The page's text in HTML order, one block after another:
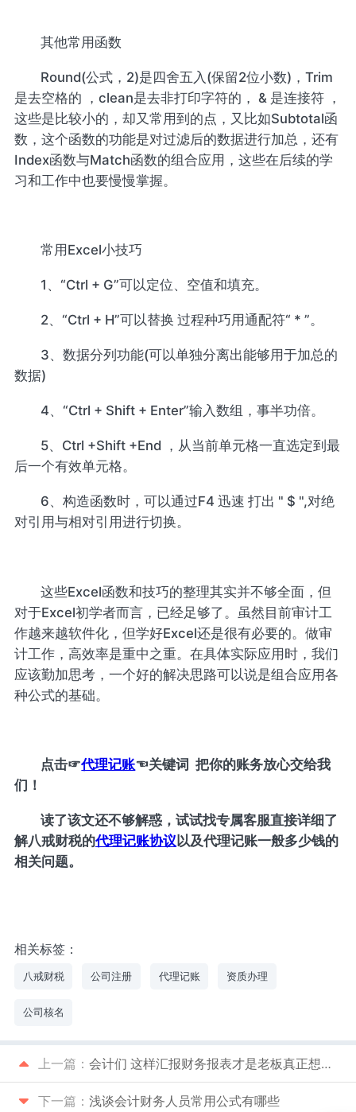
其他常用函数
Round(公式，2)是四舍五入(保留2位小数)，Trim
是去空格的 ，clean是去非打印字符的， & 是连接符 ，
这些是比较小的，却又常用到的点，又比如Subtotal函
数，这个函数的功能是对过滤后的数据进行加总，还有
Index函数与Match函数的组合应用，这些在后续的学
习和工作中也要慢慢掌握。
常用Excel小技巧
1、“Ctrl + G”可以定位、空值和填充。
2、“Ctrl + H”可以替换 过程种巧用通配符“ * ”。
3、数据分列功能(可以单独分离出能够用于加总的
数据)
4、“Ctrl + Shift + Enter”输入数组，事半功倍。
5、Ctrl +Shift +End ，从当前单元格一直选定到最
后一个有效单元格。
6、构造函数时，可以通过F4 迅速 打出 " $ ",对绝
对引用与相对引用进行切换。
这些Excel函数和技巧的整理其实并不够全面，但
对于Excel初学者而言，已经足够了。虽然目前审计工
作越来越软件化，但学好Excel还是很有必要的。做审
计工作，高效率是重中之重。在具体实际应用时，我们
应该勤加思考，一个好的解决思路可以说是组合应用各
种公式的基础。
点击☞代理记账☜关键词 把你的账务放心交给我
们！
读了该文还不够解惑，试试找专属客服直接详细了
解八戒财税的代理记账协议以及代理记账一般多少钱的
相关问题。
相关标签：
八戒财税 公司注册 代理记账 资质办理
公司核名
上一篇： 会计们 这样汇报财务报表才是老板真正想要的
下一篇： 浅谈会计财务人员常用公式有哪些